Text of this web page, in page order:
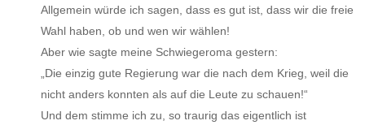
Allgemein würde ich sagen, dass es gut ist, dass wir die freie
Wahl haben, ob und wen wir wählen!
Aber wie sagte meine Schwiegeroma gestern:
„Die einzig gute Regierung war die nach dem Krieg, weil die
nicht anders konnten als auf die Leute zu schauen!“
Und dem stimme ich zu, so traurig das eigentlich ist